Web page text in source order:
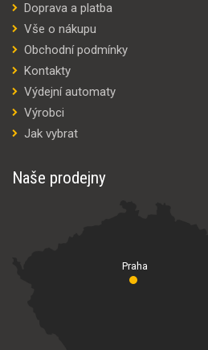
Doprava a platba
Vše o nákupu
Obchodní podmínky
Kontakty
Výdejní automaty
Výrobci
Jak vybrat
Naše prodejny
Praha